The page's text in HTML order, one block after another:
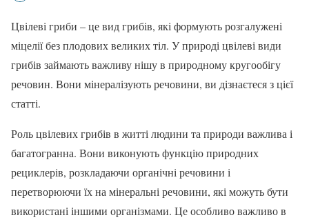
Цвілеві гриби – це вид грибів, які формують розгалужені
міцелії без плодових великих тіл. У природі цвілеві види
грибів займають важливу нішу в природному кругообігу
речовин. Вони мінералізують речовини, ви дізнаєтеся з цієї
статті.
Роль цвілевих грибів в житті людини та природи важлива і
багатогранна. Вони виконують функцію природних
рециклерів, розкладаючи органічні речовини і
перетворюючи їх на мінеральні речовини, які можуть бути
використані іншими організмами. Це особливо важливо в